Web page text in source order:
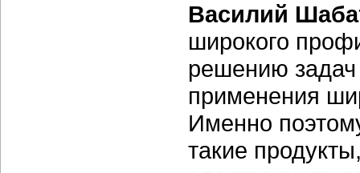
Василий
широкого
решению задач
применения
Именно
такие